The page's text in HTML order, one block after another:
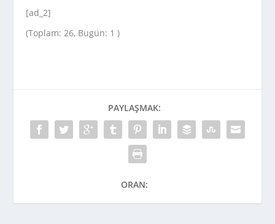
[ad_2]
(Toplam: 26, Bugün: 1 )
PAYLAŞMAK:
ORAN: